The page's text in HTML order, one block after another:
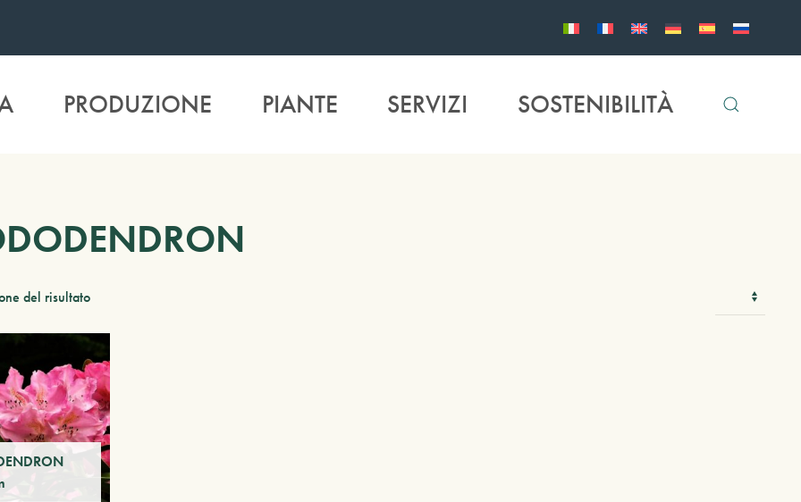
PRODUZIONE PIANTE SERVIZI SOSTENIBILITÀ
del risultato